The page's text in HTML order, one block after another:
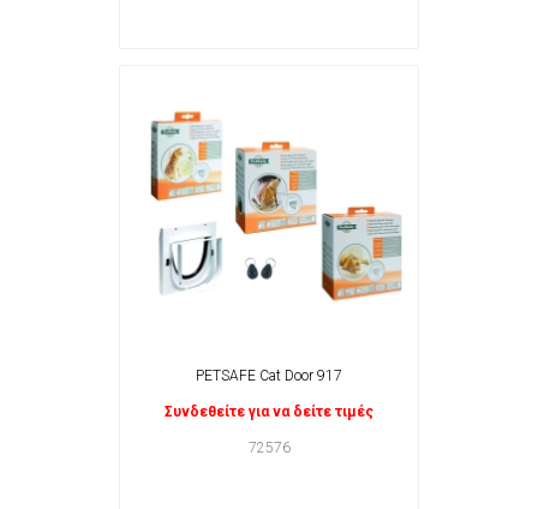
PETSAFE Cat Door 917
Συνδεθείτε για να δείτε τιμές
72576